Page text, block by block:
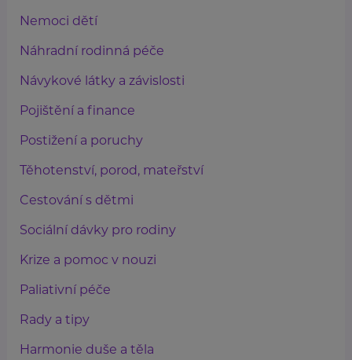
Nemoci dětí
Náhradní rodinná péče
Návykové látky a závislosti
Pojištění a finance
Postižení a poruchy
Těhotenství, porod, mateřství
Cestování s dětmi
Sociální dávky pro rodiny
Krize a pomoc v nouzi
Paliativní péče
Rady a tipy
Harmonie duše a těla